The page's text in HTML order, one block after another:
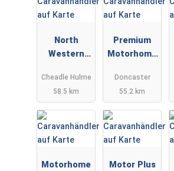
North
Western
Ltd
Cheadle Hulme
58.5 km
Premium
Motorhome
Doncaster
55.2 km
Motorhome
Motor Plus